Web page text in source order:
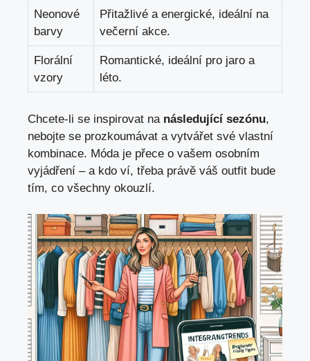
Neonové
barvy
Přitažlivé a energické, ideální na
večerní akce.
Florální
vzory
Romantické, ideální pro jaro a
léto.
Chcete-li se inspirovat na následující sezónu,
nebojte se prozkoumávat a vytvářet své vlastní
kombinace. Móda je přece o vašem osobním
vyjádření – a kdo ví, třeba právě váš outfit bude
tím, co všechny okouzlí.